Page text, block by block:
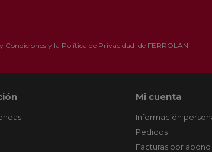
Condicionesy la Política de Privacidad de FERROLAN
Mi cuenta
Información
Pedidos
Facturas por abono